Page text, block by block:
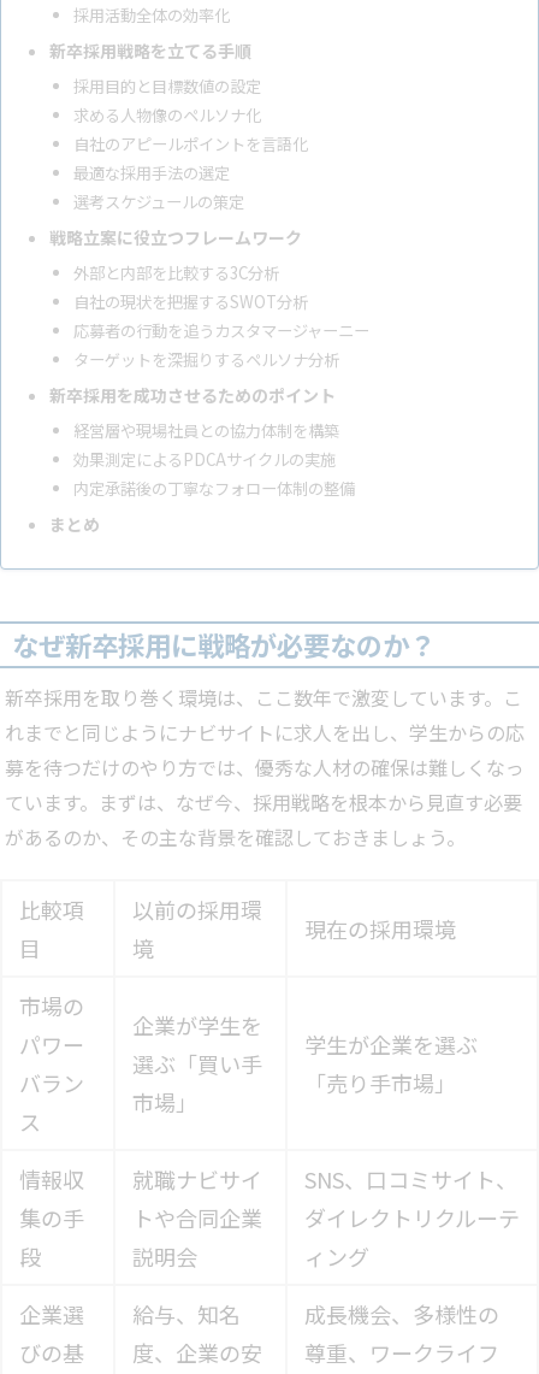
採用活動全体の効率化
新卒採用戦略を立てる手順
採用目的と目標数値の設定
求める人物像のペルソナ化
自社のアピールポイントを言語化
最適な採用手法の選定
選考スケジュールの策定
戦略立案に役立つフレームワーク
外部と内部を比較する3C分析
自社の現状を把握するSWOT分析
応募者の行動を追うカスタマージャーニー
ターゲットを深掘りするペルソナ分析
新卒採用を成功させるためのポイント
経営層や現場社員との協力体制を構築
効果測定によるPDCAサイクルの実施
内定承諾後の丁寧なフォロー体制の整備
まとめ
なぜ新卒採用に戦略が必要なのか？
新卒採用を取り巻く環境は、ここ数年で激変しています。こ
れまでと同じようにナビサイトに求人を出し、学生からの応
募を待つだけのやり方では、優秀な人材の確保は難しくなっ
ています。まずは、なぜ今、採用戦略を根本から見直す必要
があるのか、その主な背景を確認しておきましょう。
比較項
目
以前の採用環
境
現在の採用環境
市場の
パワー
バラン
ス
企業が学生を
選ぶ「買い手
市場」
学生が企業を選ぶ
「売り手市場」
情報収
集の手
段
就職ナビサイ
トや合同企業
説明会
SNS、口コミサイト、
ダイレクトリクルーテ
ィング
企業選
びの基
給与、知名
度、企業の安
成長機会、多様性の
尊重、ワークライフ